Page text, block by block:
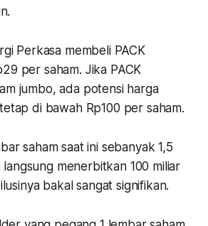
Perkasa membeli PACK
per saham. Jika PACK
jumbo, ada potensi harga
di bawah Rp100 per saham.
saham saat ini sebanyak 1,5
langsung menerbitkan 100 miliar
bakal sangat signifikan.